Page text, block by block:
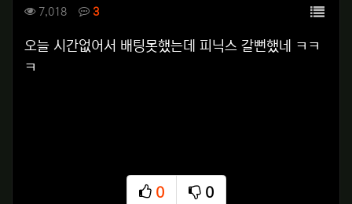
컨텐츠 정보
7,018조회 3댓글 목록
본문
오늘 시간없어서 배팅못했는데 피닉스 갈뻔했네 ㅋㅋ
ㅋ
0
0